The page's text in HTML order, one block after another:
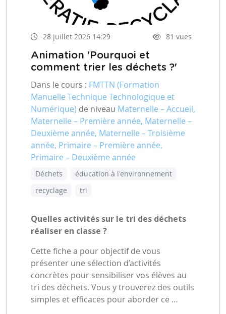
28 juillet 2026 14:29 81 vues
Animation 'Pourquoi et
comment trier les déchets ?'
Dans le cours : FMTTN (Formation
Manuelle Technique Technologique et
Numérique) de niveau Maternelle – Accueil,
Maternelle – Première année, Maternelle –
Deuxième année, Maternelle – Troisième
année, Primaire – Première année,
Primaire – Deuxième année
Déchets
éducation à l'environnement
recyclage
tri
Quelles activités sur le tri des déchets
réaliser en classe ?
Cette fiche a pour objectif de vous
présenter une sélection d’activités
concrètes pour sensibiliser vos élèves au
tri des déchets. Vous y trouverez des outils
simples et efficaces pour aborder ce …